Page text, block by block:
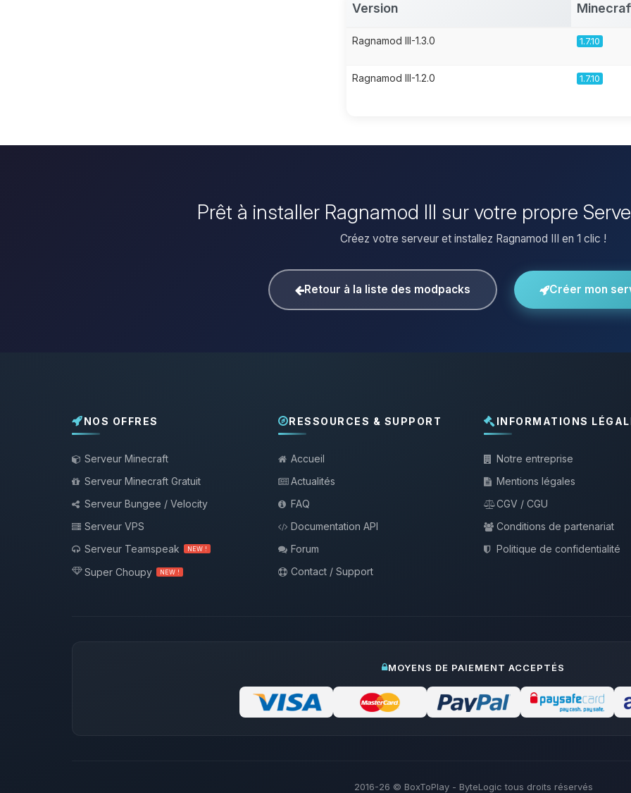
Version
Ragnamod III-1.3.0 1.7.10
Ragnamod III-1.2.0 1.7.10
Prêt à installer Ragnamod III sur votre propre
Créez votre serveur et installez Ragnamod III en 1 clic !
Retour à la liste des modpacks Créer mon
NOS OFFRES
Serveur Minecraft
Serveur Minecraft Gratuit
Serveur Bungee / Velocity
Serveur VPS
Serveur Teamspeak
NEW !
Super Choupy NEW !
RESSOURCES & SUPPORT
Accueil
Actualités
FAQ
Documentation API
Forum
Contact / Support
INFORMATIONS
Notre entreprise
Mentions légales
CGV / CGU
Conditions de partenariat
Politique de confidentialité
MOYENS DE PAIEMENT ACCEPTÉS
2016-26 © BoxToPlay - ByteLogic tous droits réservés